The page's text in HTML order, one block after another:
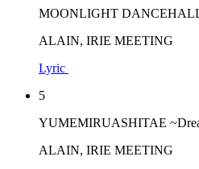
MOONLIGHT
ALAIN, IRIE MEETING
Lyric
5
YUMEMIRUASHITAE
ALAIN, IRIE MEETING